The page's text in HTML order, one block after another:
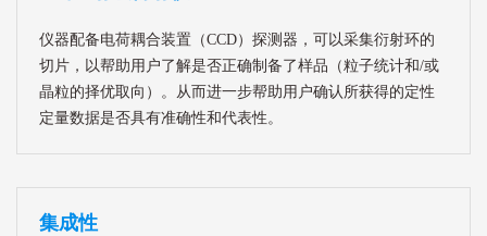
仪器配备电荷耦合装置（CCD）探测器，可以采集衍射环的
切片，以帮助用户了解是否正确制备了样品（粒子统计和/或
晶粒的择优取向）。从而进一步帮助用户确认所获得的定性
定量数据是否具有准确性和代表性。
集成性